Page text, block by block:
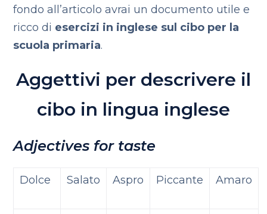
fondo all’articolo avrai un documento utile e
ricco di esercizi in inglese sul cibo per la
scuola primaria.
Aggettivi per descrivere il
cibo in lingua inglese
Adjectives for taste
Dolce Salato Aspro Piccante Amaro